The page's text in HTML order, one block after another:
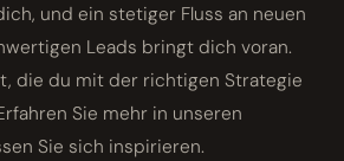
und ein stetiger Fluss an neuen
Leads bringt dich voran.
die du mit der richtigen Strategie
Sie mehr in unseren
Sie sich inspirieren.